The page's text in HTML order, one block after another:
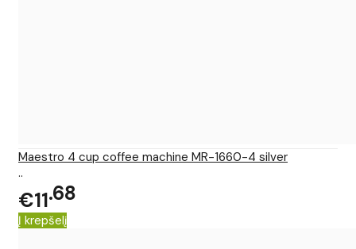
Maestro 4 cup coffee machine MR-1660-4 silver
..
€11 68
Į krepšelį